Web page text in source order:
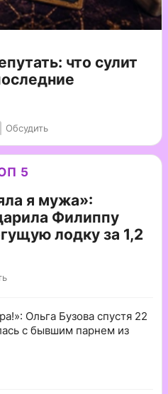
что сулит
Обсудить
5
я мужа»:
Филиппу
лодку за 1,2
Ольга Бузова спустя 22
с бывшим парнем из